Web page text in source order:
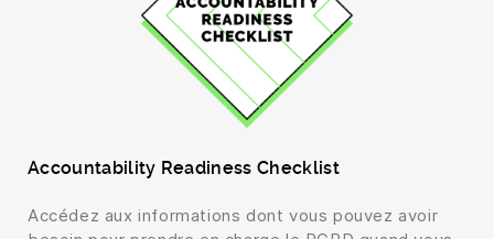
Accountability Readiness Checklist
Accédez aux informations dont vous pouvez avoir